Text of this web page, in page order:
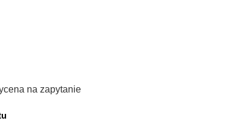
na zapytanie